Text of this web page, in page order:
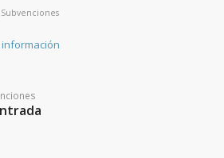
Subvenciones